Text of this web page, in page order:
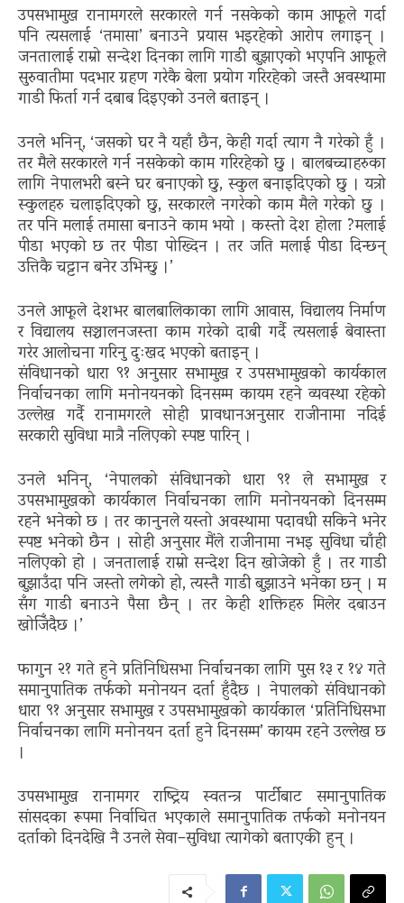
उपसभामुख रानामगरले सरकारले गर्न नसकेको काम आफूले गर्दा
पनि त्यसलाई ‘तमासा’ बनाउने प्रयास भइरहेको आरोप लगाइन् ।
जनतालाई राम्रो सन्देश दिनका लागि गाडी बुझाएको भएपनि आफूले
सुरुवातीमा पदभार ग्रहण गरेकै बेला प्रयोग गरिरहेको जस्तै अवस्थामा
गाडी फिर्ता गर्न दबाब दिइएको उनले बताइन् ।
उनले भनिन्, ‘जसको घर नै यहाँ छैन, केही गर्दा त्याग नै गरेको हुँ ।
तर मैले सरकारले गर्न नसकेको काम गरिरहेको छु । बालबच्चाहरुका
लागि नेपालभरी बस्ने घर बनाएको छु, स्कुल बनाइदिएको छु । यत्रो
स्कुलहरु चलाइदिएको छु, सरकारले नगरेको काम मैले गरेको छु ।
तर पनि मलाई तमासा बनाउने काम भयो । कस्तो देश होला ?मलाई
पीडा भएको छ तर पीडा पोख्दिन । तर जति मलाई पीडा दिन्छन्
उत्तिकै चट्टान बनेर उभिन्छु ।’
उनले आफूले देशभर बालबालिकाका लागि आवास, विद्यालय निर्माण
र विद्यालय सञ्चालनजस्ता काम गरेको दाबी गर्दै त्यसलाई बेवास्ता
गरेर आलोचना गरिनु दुःखद भएको बताइन् ।
संविधानको धारा ९१ अनुसार सभामुख र उपसभामुखको कार्यकाल
निर्वाचनका लागि मनोनयनको दिनसम्म कायम रहने व्यवस्था रहेको
उल्लेख गर्दै रानामगरले सोही प्रावधानअनुसार राजीनामा नदिई
सरकारी सुविधा मात्रै नलिएको स्पष्ट पारिन् ।
उनले भनिन्, ‘नेपालको संविधानको धारा ९१ ले सभामुख र
उपसभामुखको कार्यकाल निर्वाचनका लागि मनोनयनको दिनसम्म
रहने भनेको छ । तर कानुनले यस्तो अवस्थामा पदावधी सकिने भनेर
स्पष्ट भनेको छैन । सोही अनुसार मैंले राजीनामा नभइ सुविधा चाँही
नलिएको हो । जनतालाई राम्रो सन्देश दिन खोजेको हुँ । तर गाडी
बुझाउँदा पनि जस्तो लगेको हो, त्यस्तै गाडी बुझाउने भनेका छन् । म
सँग गाडी बनाउने पैसा छैन् । तर केही शक्तिहरु मिलेर दबाउन
खोजिँदैछ ।’
फागुन २१ गते हुने प्रतिनिधिसभा निर्वाचनका लागि पुस १३ र १४ गते
समानुपातिक तर्फको मनोनयन दर्ता हुँदैछ । नेपालको संविधानको
धारा ९१ अनुसार सभामुख र उपसभामुखको कार्यकाल ‘प्रतिनिधिसभा
निर्वाचनका लागि मनोनयन दर्ता हुने दिनसम्म’ कायम रहने उल्लेख छ
।
उपसभामुख रानामगर राष्ट्रिय स्वतन्त्र पार्टीबाट समानुपातिक
सांसदका रूपमा निर्वाचित भएकाले समानुपातिक तर्फको मनोनयन
दर्ताको दिनदेखि नै उनले सेवा–सुविधा त्यागेको बताएकी हुन् ।